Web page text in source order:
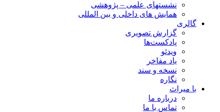
نشستهای علمی – پژوهشی
همایش های داخلی و بین المللی
گالری
گزارش تصویری
پادکست‌ها
ویدئو
یاد مفاخر
نسخه و سند
نگاره
با میراث
درباره ما
تماس با ما